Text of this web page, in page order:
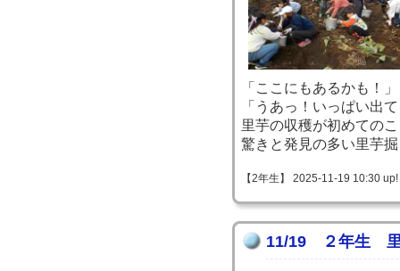
「ここにもあるかも！」
「うあっ！いっぱい出
里芋の収穫が初めての
驚きと発見の多い里芋
【2年生】 2025-11-19 10:30 up!
11/19 ２年生 里